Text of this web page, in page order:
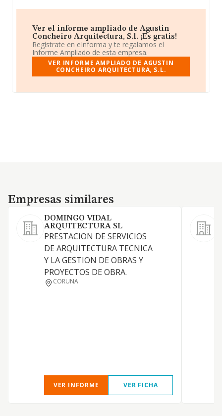
Ver el informe ampliado de Agustin
Concheiro Arquitectura, S.l. ¡Es gratis!
Regístrate en eInforma y te regalamos el
Informe Ampliado de esta empresa.
VER INFORME AMPLIADO DE AGUSTIN
CONCHEIRO ARQUITECTURA, S.L.
Empresas similares
Empresas similares
DOMINGO VIDAL
ARQUITECTURA SL
PRESTACION DE SERVICIOS
DE ARQUITECTURA TECNICA
Y LA GESTION DE OBRAS Y
PROYECTOS DE OBRA.
CORUNA
VER INFORME VER FICHA